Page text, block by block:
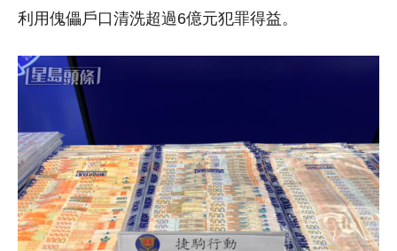
利用傀儡戶口清洗超過6億元犯罪得益。